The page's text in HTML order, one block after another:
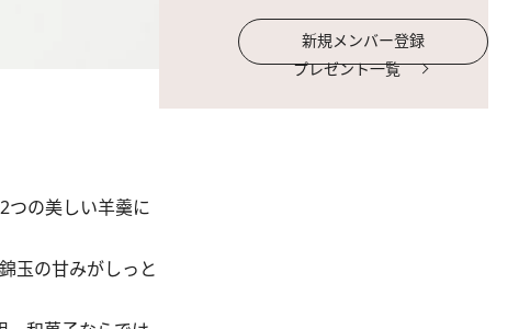
つの美しい羊羹に
玉の甘みがしっと
新規メンバー登録
プレゼント一覧